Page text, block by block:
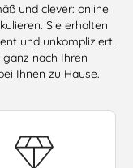
und clever: online
Sie erhalten
und unkompliziert.
nach Ihren
Ihnen zu Hause.